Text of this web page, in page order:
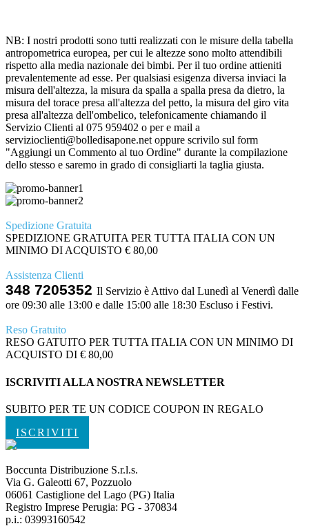
NB: I nostri prodotti sono tutti realizzati con le misure della tabella
antropometrica europea, per cui le altezze sono molto attendibili
rispetto alla media nazionale dei bimbi. Per il tuo ordine attieniti
prevalentemente ad esse. Per qualsiasi esigenza diversa inviaci la
misura dell'altezza, la misura da spalla a spalla presa da dietro, la
misura del torace presa all'altezza del petto, la misura del giro vita
presa all'altezza dell'ombelico, telefonicamente chiamando il
Servizio Clienti al 075 959402 o per e mail a
servizioclienti@bolledisapone.net oppure scrivilo sul form
"Aggiungi un Commento al tuo Ordine" durante la compilazione
dello stesso e saremo in grado di consigliarti la taglia giusta.
Spedizione Gratuita
SPEDIZIONE GRATUITA PER TUTTA ITALIA CON UN
MINIMO DI ACQUISTO € 80,00
Assistenza Clienti
348 7205352 Il Servizio è Attivo dal Lunedì al Venerdì dalle
ore 09:30 alle 13:00 e dalle 15:00 alle 18:30 Escluso i Festivi.
Reso Gratuito
RESO GATUITO PER TUTTA ITALIA CON UN MINIMO DI
ACQUISTO DI € 80,00
ISCRIVITI ALLA NOSTRA NEWSLETTER
SUBITO PER TE UN CODICE COUPON IN REGALO
ISCRIVITI
Boccunta Distribuzione S.r.l.s.
Via G. Galeotti 67, Pozzuolo
06061 Castiglione del Lago (PG) Italia
Registro Imprese Perugia: PG - 370834
p.i.: 03993160542